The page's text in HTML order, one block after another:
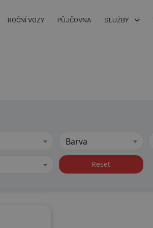
ROČNÍ VOZY PŮJČOVNA SLUŽBY
Barva
Reset